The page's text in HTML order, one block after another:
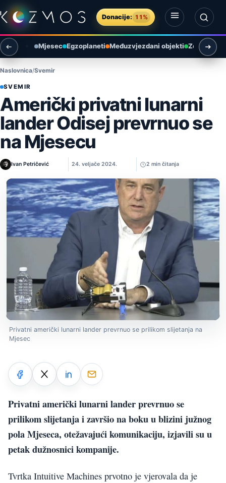
Preskoči na sadržaj
Donacije: 11%
Otvori izbornik
Otvori pretragu
Mjesec Egzoplaneti Međuzvjezdani objekti Zemlja i
Naslovnica Svemir
SVEMIR
Američki privatni lunarni
lander Odisej prevrnuo se
na Mjesecu
Ivan Petričević 24. veljače 2024. 2 min čitanja
Privatni američki lunarni lander prevrnuo se prilikom slijetanja na
Mjesec
Privatni američki lunarni lander prevrnuo se
prilikom slijetanja i završio na boku u blizini južnog
pola Mjeseca, otežavajući komunikaciju, izjavili su u
petak dužnosnici kompanije.
Tvrtka Intuitive Machines prvotno je vjerovala da je